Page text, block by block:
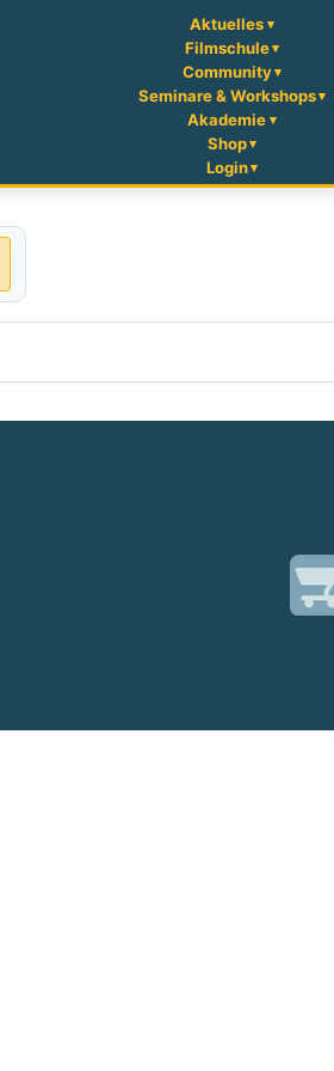
Aktuelles
Filmschule
Community
Seminare & Workshops
Akademie
Shop
Login